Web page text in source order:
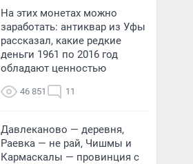
На этих монетах можно
заработать: антиквар из Уфы
рассказал, какие редкие
деньги 1961 по 2016 год
обладают ценностью
46 851 11
Давлеканово — деревня,
Раевка — не рай, Чишмы и
Кармаскалы — провинция с